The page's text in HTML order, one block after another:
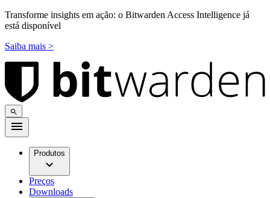
Transforme insights em ação: o Bitwarden Access Intelligence já
está disponível
Saiba mais >
Produtos
Preços
Downloads